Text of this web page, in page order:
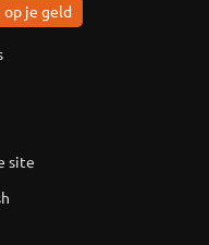
je geld
site